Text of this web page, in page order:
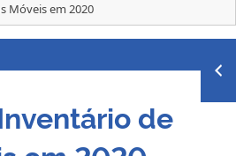
Móveis em 2020
de